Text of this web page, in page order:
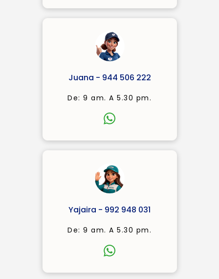
Juana - 944 506 222
De: 9 am. A 5.30 pm.
Yajaira - 992 948 031
De: 9 am. A 5.30 pm.